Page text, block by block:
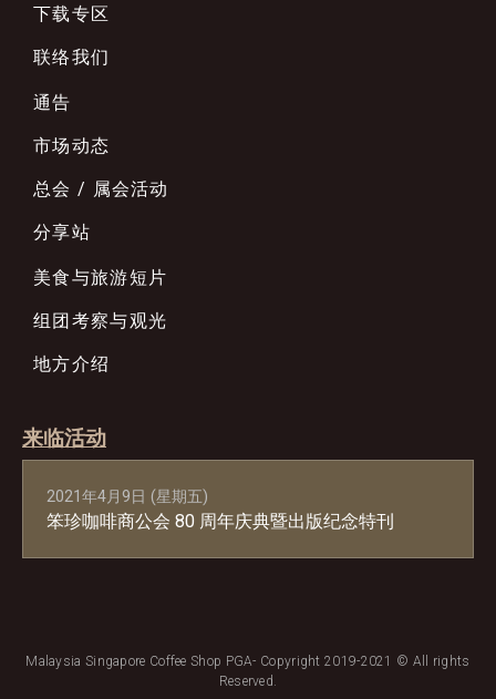
下载专区
联络我们
通告
市场动态
总会 / 属会活动
分享站
美食与旅游短片
组团考察与观光
地方介绍
来临活动
2021年4月9日 (星期五)
笨珍咖啡商公会 80 周年庆典暨出版纪念特刊
Malaysia Singapore Coffee Shop PGA- Copyright 2019-2021 © All rights
Reserved.